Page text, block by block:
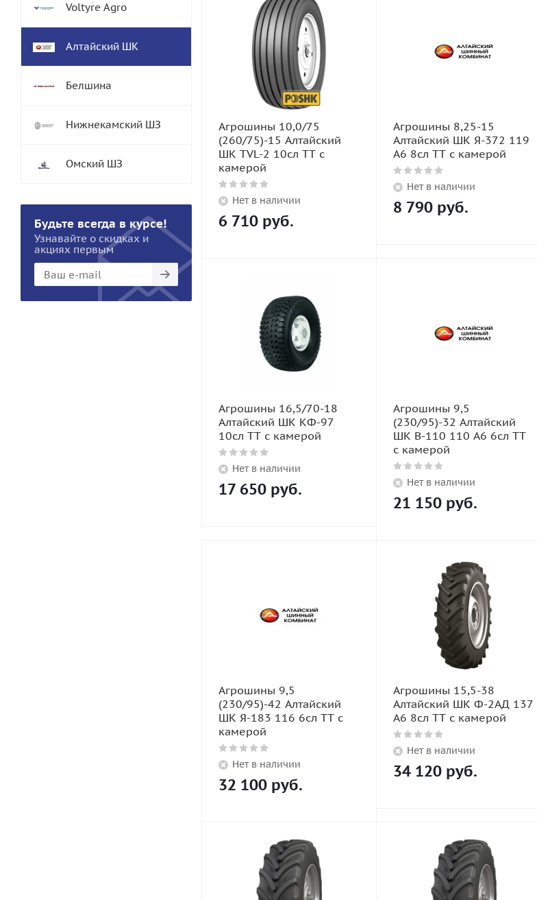
Агрошины 10,0/75
(260/75)-15 Алтайский
ШК TVL-2 10сл TT с
камерой
Нет в наличии
6 710 руб.
Агрошины 8,25-15
Алтайский ШК Я-372 119
А6 8сл TT с камерой
Нет в наличии
8 790 руб.
Агрошины 16,5/70-18
Алтайский ШК КФ-97
10сл TT с камерой
Нет в наличии
17 650 руб.
Агрошины 9,5
(230/95)-32 Алтайский
ШК В-110 110 А6 6сл TT
с камерой
Нет в наличии
21 150 руб.
Агрошины 9,5
(230/95)-42 Алтайский
ШК Я-183 116 6сл TT с
камерой
Нет в наличии
32 100 руб.
Агрошины 15,5-38
Алтайский ШК Ф-2АД 137
A6 8сл TT с камерой
Нет в наличии
34 120 руб.
Voltyre Agro
Алтайский ШК
Белшина
Нижнекамский ШЗ
Омский ШЗ
Будьте всегда в курсе!
Узнавайте о скидках и
акциях первым